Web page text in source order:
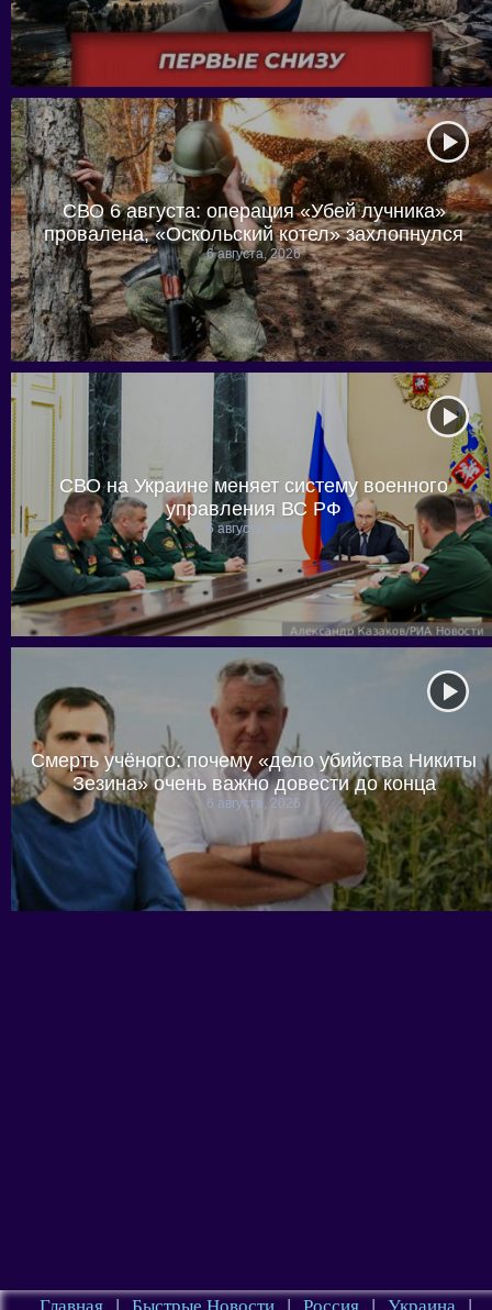
СВО 6 августа: операция «Убей лучника»
провалена, «Оскольский котел» захлопнулся
6 августа, 2026
СВО на Украине меняет систему военного
управления ВС РФ
6 августа, 2026
Смерть учёного: почему «дело убийства Никиты
Зезина» очень важно довести до конца
6 августа, 2026